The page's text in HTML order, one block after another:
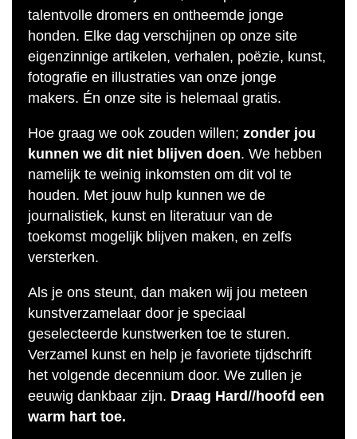
talentvolle dromers en ontheemde jonge
honden. Elke dag verschijnen op onze site
eigenzinnige artikelen, verhalen, poëzie, kunst,
fotografie en illustraties van onze jonge
makers. Én onze site is helemaal gratis.
Hoe graag we ook zouden willen; zonder jou
kunnen we dit niet blijven doen. We hebben
namelijk te weinig inkomsten om dit vol te
houden. Met jouw hulp kunnen we de
journalistiek, kunst en literatuur van de
toekomst mogelijk blijven maken, en zelfs
versterken.
Als je ons steunt, dan maken wij jou meteen
kunstverzamelaar door je speciaal
geselecteerde kunstwerken toe te sturen.
Verzamel kunst en help je favoriete tijdschrift
het volgende decennium door. We zullen je
eeuwig dankbaar zijn. Draag Hard//hoofd een
warm hart toe.